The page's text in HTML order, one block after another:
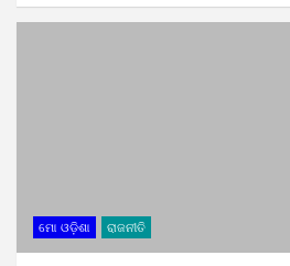
ମୋ ଓଡ଼ିଶା ରାଜନୀତି